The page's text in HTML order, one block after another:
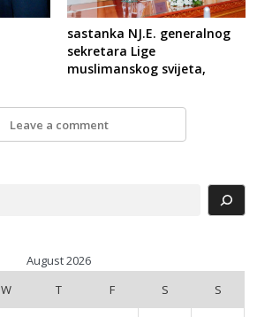
sastanka NJ.E. generalnog
sekretara Lige
muslimanskog svijeta,
Leave a comment
August 2026
W T F S S